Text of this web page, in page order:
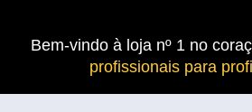
Bem-vindo à loja nº 1 no
profissionais para